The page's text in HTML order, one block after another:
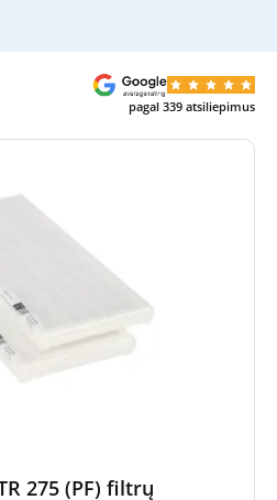
pagal 339 atsiliepimus
275 (PF) filtrų